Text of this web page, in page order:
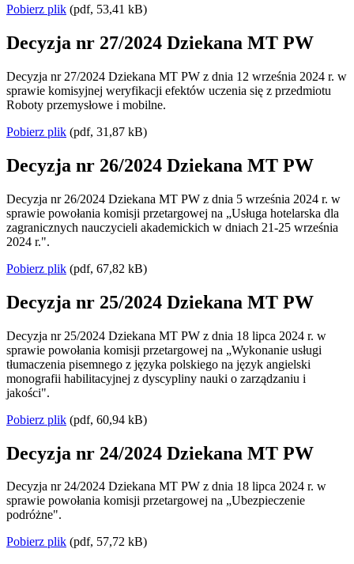
Pobierz plik (pdf, 53,41 kB)
Decyzja nr 27/2024 Dziekana MT PW
Decyzja nr 27/2024 Dziekana MT PW z dnia 12 września 2024 r. w
sprawie komisyjnej weryfikacji efektów uczenia się z przedmiotu
Roboty przemysłowe i mobilne.
Pobierz plik (pdf, 31,87 kB)
Decyzja nr 26/2024 Dziekana MT PW
Decyzja nr 26/2024 Dziekana MT PW z dnia 5 września 2024 r. w
sprawie powołania komisji przetargowej na „Usługa hotelarska dla
zagranicznych nauczycieli akademickich w dniach 21-25 września
2024 r.".
Pobierz plik (pdf, 67,82 kB)
Decyzja nr 25/2024 Dziekana MT PW
Decyzja nr 25/2024 Dziekana MT PW z dnia 18 lipca 2024 r. w
sprawie powołania komisji przetargowej na „Wykonanie usługi
tłumaczenia pisemnego z języka polskiego na język angielski
monografii habilitacyjnej z dyscypliny nauki o zarządzaniu i
jakości".
Pobierz plik (pdf, 60,94 kB)
Decyzja nr 24/2024 Dziekana MT PW
Decyzja nr 24/2024 Dziekana MT PW z dnia 18 lipca 2024 r. w
sprawie powołania komisji przetargowej na „Ubezpieczenie
podróżne".
Pobierz plik (pdf, 57,72 kB)